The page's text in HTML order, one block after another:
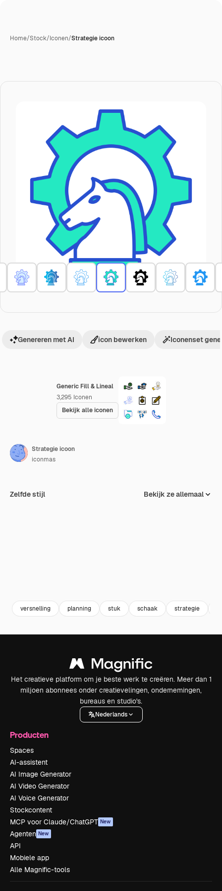
Home/Stock/Iconen/Strategie icoon
Generic Fill & Lineal
3,295 Iconen
Bekijk alle iconen
Genereren met AI icon bewerken Iconenset
Strategie icoon
iconmas
Zelfde stijl Bekijk ze allemaal
versnelling planning stuk schaak strategie
Het creatieve platform om je beste werk te creëren. Meer dan 1
miljoen abonnees onder creatievelingen, ondernemingen,
bureaus en studio's.
Nederlands
Producten
Spaces
AI-assistent
AI Image Generator
AI Video Generator
AI Voice Generator
Stockcontent
MCP voor Claude/ChatGPT New
Agenten New
API
Mobiele app
Alle Magnific-tools